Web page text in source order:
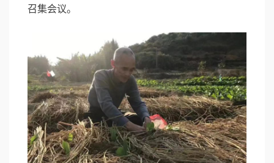
召集会议。